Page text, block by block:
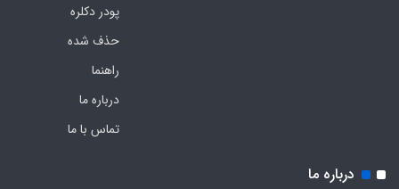
پودر دکلره
حذف شده
راهنما
درباره ما
تماس با ما
درباره ما